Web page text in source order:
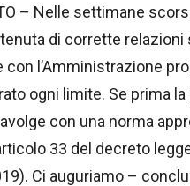
– Nelle settimane
di corrette
con l’Amministrazione
ogni limite. Se prima
con una norma
33 del decreto
Ci auguriamo –